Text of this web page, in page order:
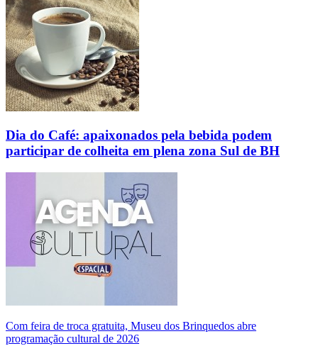
Dia do Café: apaixonados pela bebida podem
participar de colheita em plena zona Sul de BH
Com feira de troca gratuita, Museu dos Brinquedos abre
programação cultural de 2026